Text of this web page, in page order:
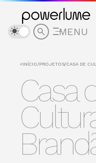
MENU
<INÍCIO/PROJETOS/CASA DE
Casa